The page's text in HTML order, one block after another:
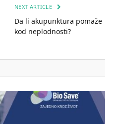
NEXT ARTICLE
Da li akupunktura pomaže
kod neplodnosti?